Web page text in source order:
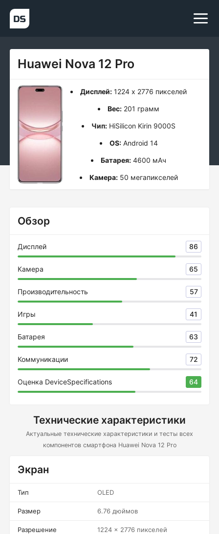
Huawei Nova 12 Pro
Дисплей: 1224 x 2776 пикселей
Вес: 201 грамм
Чип: HiSilicon Kirin 9000S
OS:Android 14
Батарея: 4600 мАч
Камера:50 мегапикселей
Обзор
Дисплей 86
Камера 65
Производительность 57
Игры 41
Батарея 63
Коммуникации 72
Оценка DeviceSpecifications 64
Технические характеристики
Актуальные технические характеристики и тесты всех
компонентов смартфона Huawei Nova 12 Pro
Экран
Тип OLED
Размер 6.76 дюймов
Разрешение 1224 x 2776 пикселей